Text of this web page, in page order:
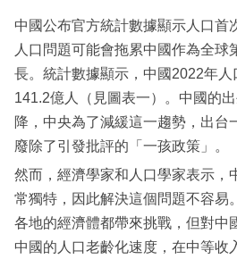
區
中國公布官方統計數據顯示人口首
人口問題可能會拖累中國作為全球
長。統計數據顯示，中國2022年
141.2億人（見圖表一）。中國的
降，中央為了減緩這一趨勢，出台
廢除了引發批評的「一孩政策」。
然而，經濟學家和人口學家表示，
常獨特，因此解決這個問題不容易
各地的經濟體都帶來挑戰，但對中
中國的人口老齡化速度，在中等收